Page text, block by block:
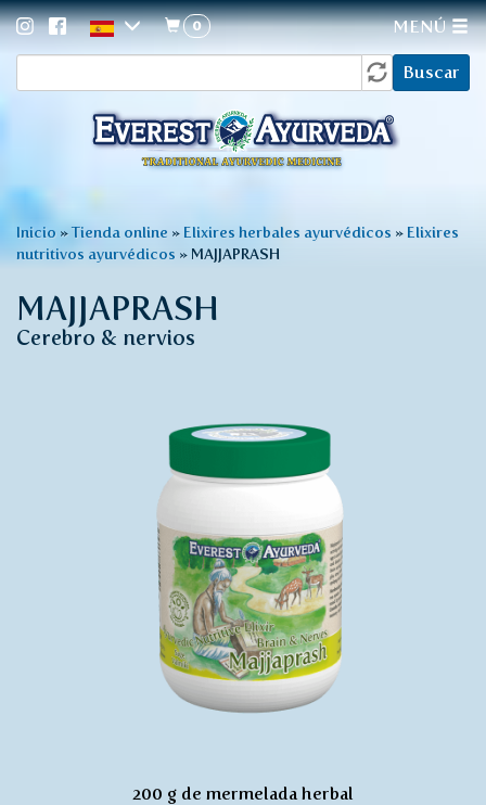
de
búsqueda
Buscar
0 MENÚ
Usted
está
aquí
Inicio »Tienda online » Elixires herbales ayurvédicos » Elixires
nutritivos ayurvédicos » MAJJAPRASH
MAJJAPRASH
Cerebro & nervios
200 g de mermelada herbal